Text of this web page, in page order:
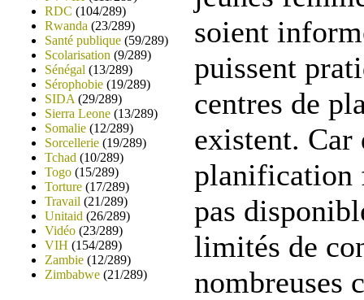
RDC (104/289)
Rwanda (23/289)
Santé publique (59/289)
Scolarisation (9/289)
Sénégal (13/289)
Sérophobie (19/289)
SIDA (29/289)
Sierra Leone (13/289)
Somalie (12/289)
Sorcellerie (19/289)
Tchad (10/289)
Togo (15/289)
Torture (17/289)
Travail (21/289)
Unitaid (26/289)
Vidéo (23/289)
VIH (154/289)
Zambie (12/289)
Zimbabwe (21/289)
soient
puissent
centres de
existent. Car
planification
pas
limités de
nombreuses